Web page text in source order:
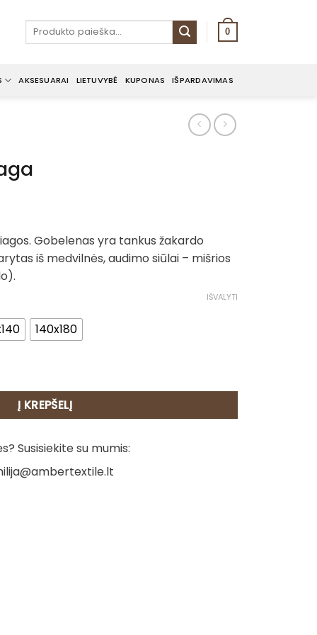
Ieškoti: 0
AKSESUARAI LIETUVYBĖ KUPONAS IŠPARDAVIMAS
Gobelenas yra tankus žakardo
iš medvilnės, audimo siūlai – mišrios
140x180
IŠVALYTI
Į KREPŠELĮ
Susisiekite su mumis: